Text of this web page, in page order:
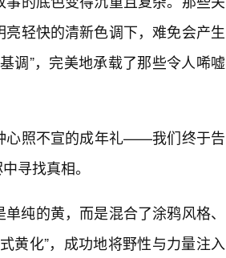
轻快的清新色调下，难免会产生
调”，完美地承载了那些令人唏嘘
心照不宣的成年礼——我们终于告
寻找真相。
纯的黄，而是混合了涂鸦风格、
黄化”，成功地将野性与力量注入